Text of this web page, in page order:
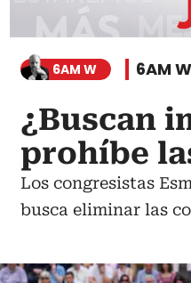
6AM W 6AM W
¿Buscan
prohíbe
Los congresistas
busca eliminar las